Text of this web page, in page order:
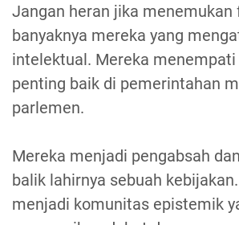
Jangan heran jika menemukan
banyaknya mereka yang
intelektual. Mereka menempati
penting baik di pemerintahan
parlemen.
Mereka menjadi pengabsah
balik lahirnya sebuah
menjadi komunitas epistemik